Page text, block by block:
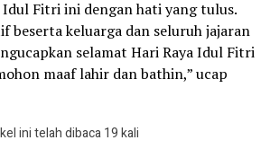
Fitri ini dengan hati yang tulus.
beserta keluarga dan seluruh jajaran
selamat Hari Raya Idul Fitri
maaf lahir dan bathin,” ucap
ini telah dibaca 19 kali